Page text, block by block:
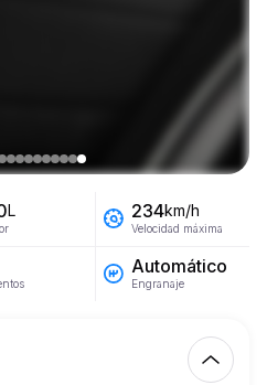
L 234km/h
Velocidad máxima
Automático
Engranaje